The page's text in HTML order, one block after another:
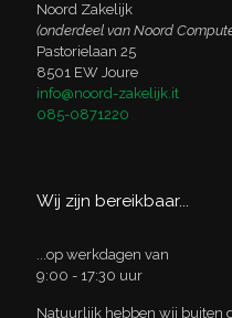
Noord Zakelijk
(onderdeel van Noord
Pastorielaan 25
8501 EW Joure
info@noord-zakelijk.it
085-0871220
Wij zijn bereikbaar...
...op werkdagen van
9:00 - 17:30 uur
Natuurlijk hebben wij buiten